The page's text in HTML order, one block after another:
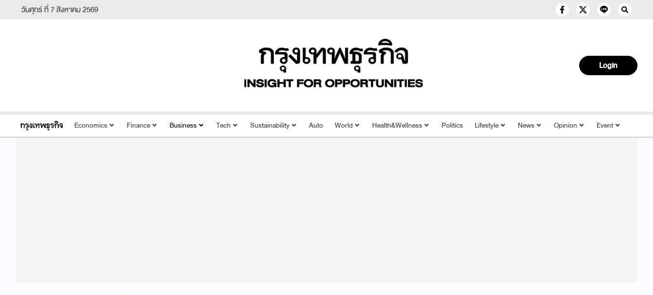
วันศุกร์ ที่ 7 สิงหาคม 2569
Login
Economics Finance Business Tech Sustainability Auto World Health&Wellness Politics Lifestyle News Opinion Event